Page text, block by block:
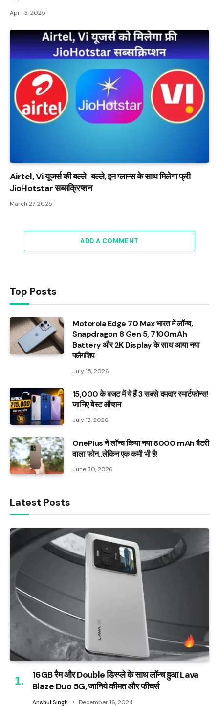
April 3, 2025
Airtel, Vi यूजर्स की बल्ले-बल्ले, इन प्लान्स के साथ मिलेगा फ्री
JioHotstar सब्सक्रिप्शन
March 27, 2025
ADD A COMMENT
Top Posts
Motorola Edge 70 Max भारत में लॉन्च,
Snapdragon 8 Gen 5, 7100mAh
Battery और 2K Display के साथ आया नया
फ्लैगशिप
July 15, 2026
₹15,000 के बजट में ये हैं 3 सबसे दमदार स्मार्टफोन्स!
जानिए बेस्ट ऑप्शन
July 13, 2026
OnePlus ने लॉन्च किया नया 8000 mAh बैटरी
वाला फोन..लेकिन एक कमी भी है!
June 30, 2026
Latest Posts
16GB रैम और Double डिस्प्ले के साथ लॉन्च हुआ Lava
Blaze Duo 5G, जानिये कीमत और फीचर्स
Anshul Singh December 16, 2024